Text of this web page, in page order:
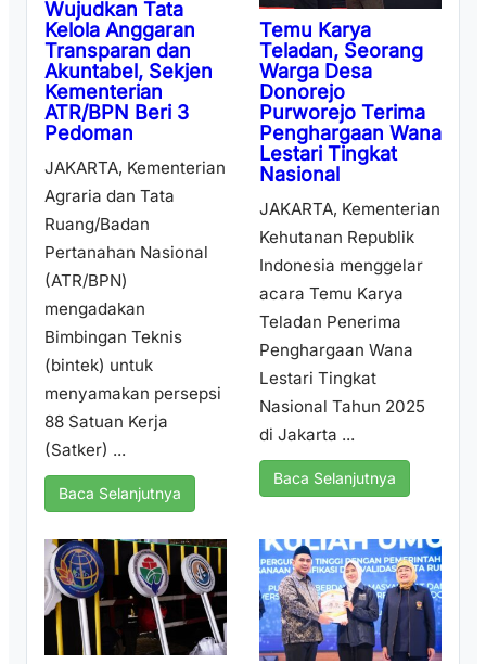
Wujudkan Tata
Kelola Anggaran
Transparan dan
Akuntabel, Sekjen
Kementerian
ATR/BPN Beri 3
Pedoman
JAKARTA, Kementerian
Agraria dan Tata
Ruang/Badan
Pertanahan Nasional
(ATR/BPN)
mengadakan
Bimbingan Teknis
(bintek) untuk
menyamakan persepsi
88 Satuan Kerja
(Satker) ...
Baca Selanjutnya
Temu Karya
Teladan, Seorang
Warga Desa
Donorejo
Purworejo Terima
Penghargaan Wana
Lestari Tingkat
Nasional
JAKARTA, Kementerian
Kehutanan Republik
Indonesia menggelar
acara Temu Karya
Teladan Penerima
Penghargaan Wana
Lestari Tingkat
Nasional Tahun 2025
di Jakarta ...
Baca Selanjutnya